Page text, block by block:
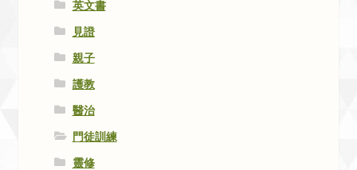
英文書
見證
親子
護教
醫治
門徒訓練
靈修